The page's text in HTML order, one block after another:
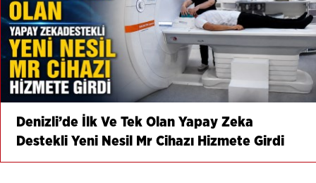
Denizli’de İlk Ve Tek Olan Yapay Zeka
Destekli Yeni Nesil Mr Cihazı Hizmete Girdi